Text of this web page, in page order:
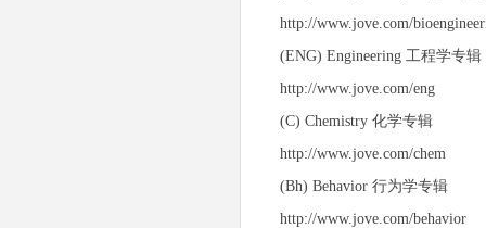
http://www.jove.com/
(ENG) Engineering 工程学专辑
http://www.jove.com/eng
(C) Chemistry 化学专辑
http://www.jove.com/chem
(Bh) Behavior 行为学专辑
http://www.jove.com/behavior